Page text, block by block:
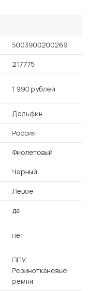
5003900200269
217775
1 990 рублей
Дельфин
Россия
Фиолетовый
Черный
Левое
да
нет
ППУ,
Резинотканевые
ремни